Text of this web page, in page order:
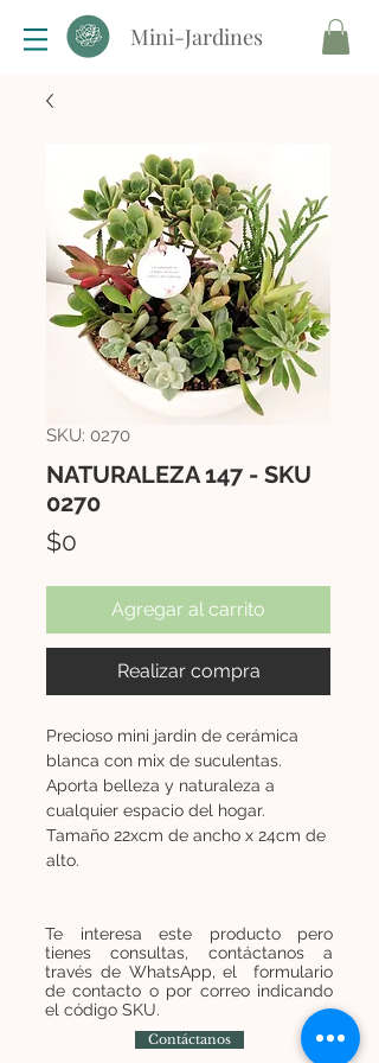
Mini-Jardines
SKU: 0270
NATURALEZA 147 - SKU
0270
$0
Agregar al carrito
Realizar compra
Precioso mini jardin de cerámica
blanca con mix de suculentas.
Aporta belleza y naturaleza a
cualquier espacio del hogar.
Tamaño 22xcm de ancho x 24cm de
alto.
Te interesa este producto pero
tienes consultas, contáctanos a
través de WhatsApp, el formulario
de contacto o por correo indicando
el código SKU.
Contáctanos